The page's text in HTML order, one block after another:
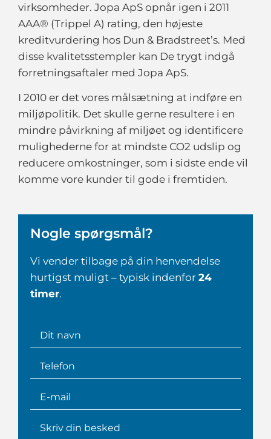
virksomheder. Jopa ApS opnår igen i 2011
AAA® (Trippel A) rating, den højeste
kreditvurdering hos Dun & Bradstreet’s. Med
disse kvalitetsstempler kan De trygt indgå
forretningsaftaler med Jopa ApS.
I 2010 er det vores målsætning at indføre en
miljøpolitik. Det skulle gerne resultere i en
mindre påvirkning af miljøet og identificere
mulighederne for at mindste CO2 udslip og
reducere omkostninger, som i sidste ende vil
komme vore kunder til gode i fremtiden.
Nogle spørgsmål?
Vi vender tilbage på din henvendelse
hurtigst muligt – typisk indenfor 24
timer.